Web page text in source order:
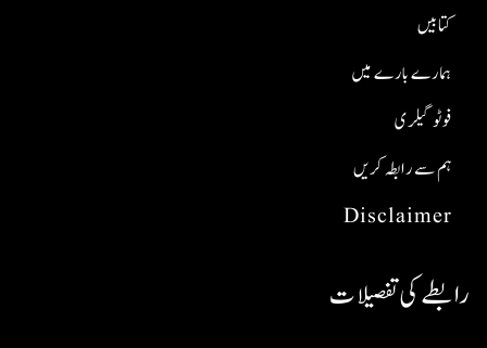
Disclaimer
ہم سے رابطہ کریں
فوٹو گیلری
ہمارے بارے میں
کتابیں
رابطے کی تفصیلات